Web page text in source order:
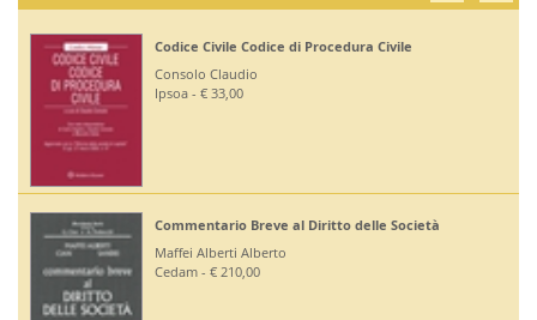
Codice Civile Codice di Procedura Civile
Consolo Claudio
Ipsoa - € 33,00
Commentario Breve al Diritto delle Società
Maffei Alberti Alberto
Cedam - € 210,00